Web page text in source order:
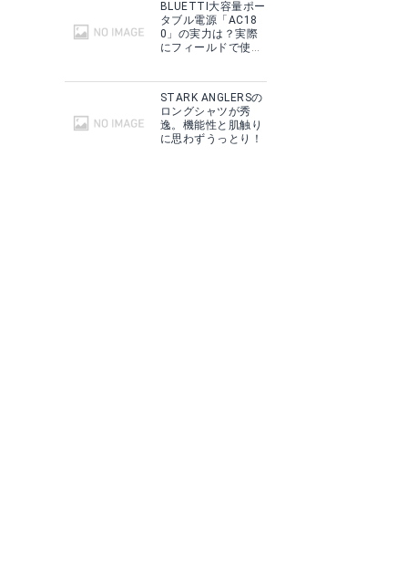
BLUETTI大容量ポー
タブル電源「AC18
0」の実力は？実際
にフィールドで使用
STARK ANGLERSの
ロングシャツが秀
逸。機能性と肌触り
に思わずうっとり！